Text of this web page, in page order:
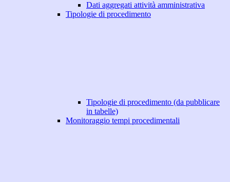
Dati aggregati attività amministrativa
Tipologie di procedimento
Tipologie di procedimento (da pubblicare
in tabelle)
Monitoraggio tempi procedimentali